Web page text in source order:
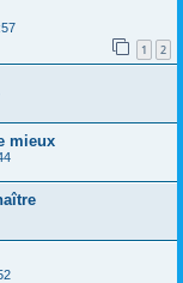
1 2
mieux